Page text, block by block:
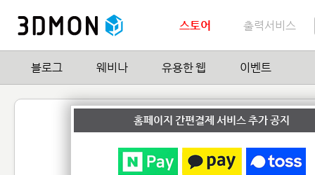
스토어 출력서비스
블로그 웨비나 유용한 웹 이벤트
화성(Mars) 램프
Pieter-Jan Debuyst | Hit15,733
홈페이지 간편결제 서비스 추가 공지